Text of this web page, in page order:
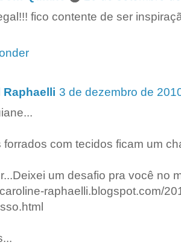
fico contente de ser
Raphaelli 3 de dezembro de
forrados com tecidos ficam um
um desafio pra você no
raphaelli.blogspot.com/